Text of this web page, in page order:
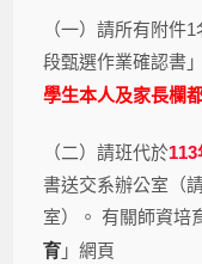
（一）請所有附件1
段甄選作業確認書
學生本人及家長欄
（二）請班代於113
書送交系辦公室（
室）。 有關師資培
育 」網頁